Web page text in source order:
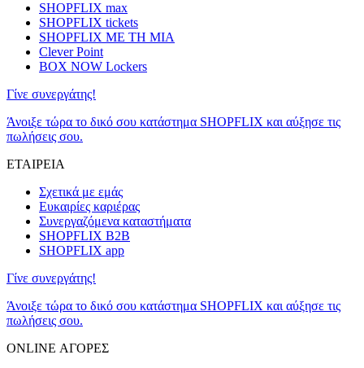
SHOPFLIX max
SHOPFLIX tickets
SHOPFLIX ΜΕ ΤΗ ΜΙΑ
Clever Point
BOX NOW Lockers
Γίνε συνεργάτης!
Άνοιξε τώρα το δικό σου κατάστημα SHOPFLIX και αύξησε τις
πωλήσεις σου.
ΕΤΑΙΡΕΙΑ
Σχετικά με εμάς
Ευκαιρίες καριέρας
Συνεργαζόμενα καταστήματα
SHOPFLIX B2B
SHOPFLIX app
Γίνε συνεργάτης!
Άνοιξε τώρα το δικό σου κατάστημα SHOPFLIX και αύξησε τις
πωλήσεις σου.
ONLINE ΑΓΟΡΕΣ